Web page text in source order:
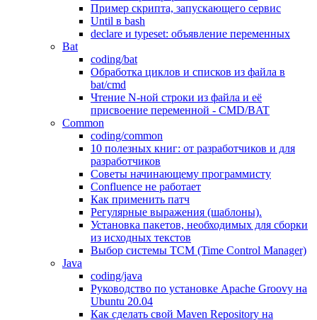
Пример скрипта, запускающего сервис
Until в bash
declare и typeset: объявление переменных
Bat
coding/bat
Обработка циклов и списков из файла в
bat/cmd
Чтение N-ной строки из файла и её
присвоение переменной - CMD/BAT
Common
coding/common
10 полезных книг: от разработчиков и для
разработчиков
Советы начинающему программисту
Confluence не работает
Как применить патч
Регулярные выражения (шаблоны).
Установка пакетов, необходимых для сборки
из исходных текстов
Выбор системы TCM (Time Control Manager)
Java
coding/java
Руководство по установке Apache Groovy на
Ubuntu 20.04
Как сделать свой Maven Repository на